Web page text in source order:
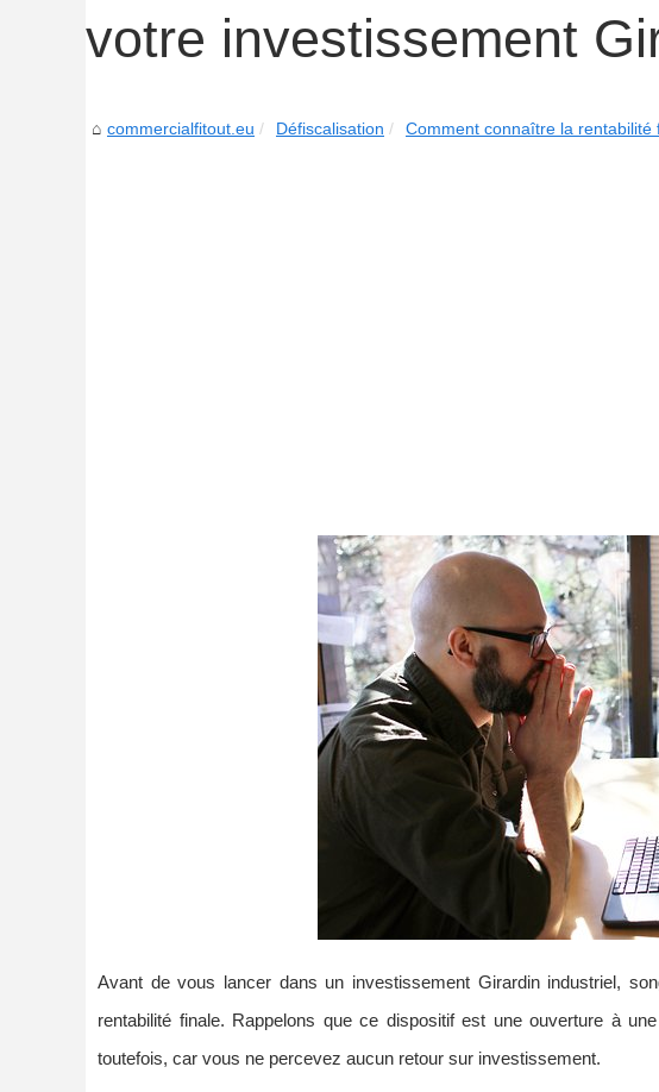
votre investissement
commercialfitout.eu Défiscalisation Comment connaître la rentabilité
Avant de vous lancer dans un investissement Girardin industriel,
rentabilité finale. Rappelons que ce dispositif est une ouverture à
toutefois, car vous ne percevez aucun retour sur investissement.